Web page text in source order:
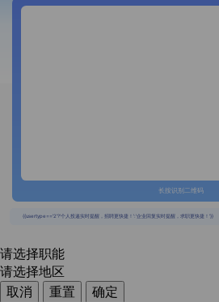
长按识别二维码
{{usertype=='2'?'个人投递实时提醒，招聘更快捷！':'企业回复实时提醒，求职更快捷！'}}
请选择职能
请选择地区
取消
重置
确定